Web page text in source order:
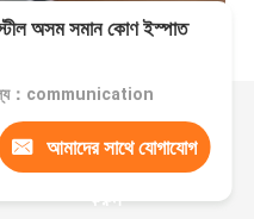
অসম সমান কোণ ইস্পাত
：communication
আমাদের সাথে যোগাযোগ
করুন